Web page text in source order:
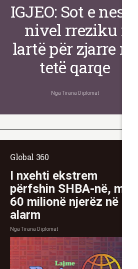
IGJEO: Sot e nesër,
nivel rreziku i
lartë për zjarre në
tetë qarqe
Nga Tirana Diplomat
Global 360
I nxehti ekstrem
përfshin SHBA-në, mbi
60 milionë njerëz në
alarm
NgaTirana Diplomat